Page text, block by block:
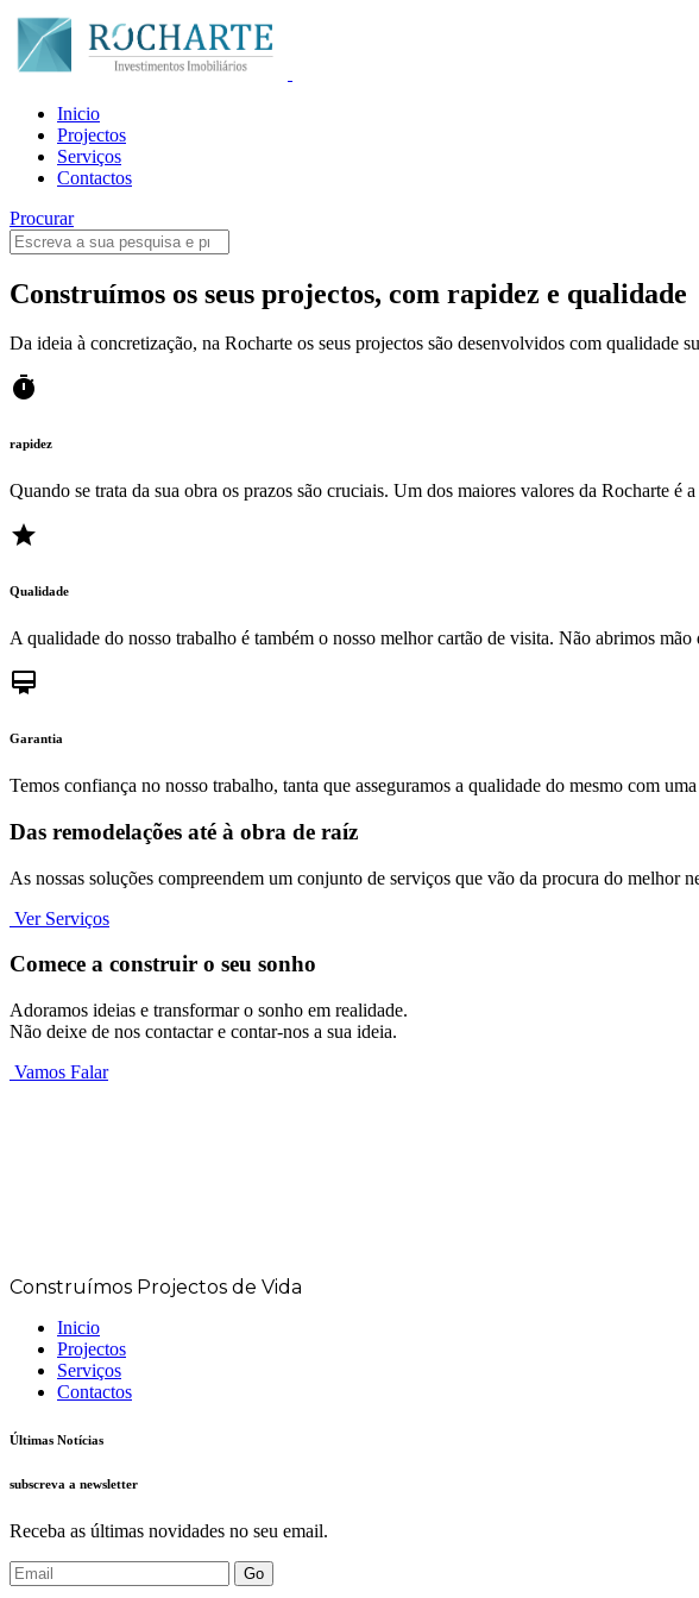
Inicio
Projectos
Serviços
Contactos
Procurar
Construímos os seus projectos, com rapidez e qualidade
Da ideia à concretização, na Rocharte os seus projectos são desenvolvidos com qualidade
timer
rapidez
Quando se trata da sua obra os prazos são cruciais. Um dos maiores valores da Rocharte
grade
Qualidade
A qualidade do nosso trabalho é também o nosso melhor cartão de visita. Não abrimos
card_membership
Garantia
Temos confiança no nosso trabalho, tanta que asseguramos a qualidade do mesmo com
Das remodelações até à obra de raíz
As nossas soluções compreendem um conjunto de serviços que vão da procura do
Ver Serviços
Comece a construir o seu sonho
Adoramos ideias e transformar o sonho em realidade.
Não deixe de nos contactar e contar-nos a sua ideia.
Vamos Falar
Construímos Projectos de Vida
Inicio
Projectos
Serviços
Contactos
Últimas Notícias
subscreva a newsletter
Receba as últimas novidades no seu email.
Go